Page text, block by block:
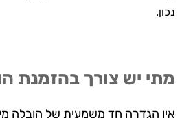
נכון.
מתי יש צורך בהזמנת
אין הגדרה חד משמעית של הובלה